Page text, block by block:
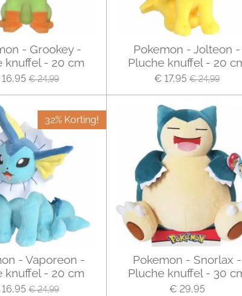
- Grookey -
knuffel - 20 cm
€ 24,99
Pokemon - Jolteon -
Pluche knuffel - 20
€ 17,95 € 24,99
32% Korting!
- Vaporeon -
knuffel - 20 cm
€ 24,99
Pokemon - Snorlax -
Pluche knuffel - 30
€ 29,95